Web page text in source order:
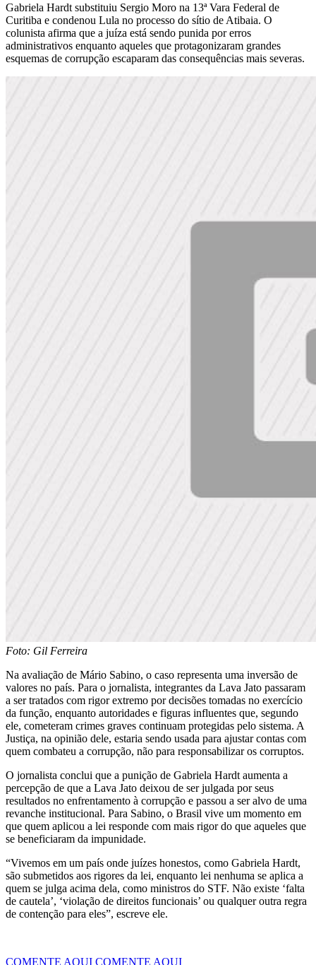
Gabriela Hardt substituiu Sergio Moro na 13ª Vara Federal de
Curitiba e condenou Lula no processo do sítio de Atibaia. O
colunista afirma que a juíza está sendo punida por erros
administrativos enquanto aqueles que protagonizaram grandes
esquemas de corrupção escaparam das consequências mais severas.
Foto: Gil Ferreira
Na avaliação de Mário Sabino, o caso representa uma inversão de
valores no país. Para o jornalista, integrantes da Lava Jato passaram
a ser tratados com rigor extremo por decisões tomadas no exercício
da função, enquanto autoridades e figuras influentes que, segundo
ele, cometeram crimes graves continuam protegidas pelo sistema. A
Justiça, na opinião dele, estaria sendo usada para ajustar contas com
quem combateu a corrupção, não para responsabilizar os corruptos.
O jornalista conclui que a punição de Gabriela Hardt aumenta a
percepção de que a Lava Jato deixou de ser julgada por seus
resultados no enfrentamento à corrupção e passou a ser alvo de uma
revanche institucional. Para Sabino, o Brasil vive um momento em
que quem aplicou a lei responde com mais rigor do que aqueles que
se beneficiaram da impunidade.
“Vivemos em um país onde juízes honestos, como Gabriela Hardt,
são submetidos aos rigores da lei, enquanto lei nenhuma se aplica a
quem se julga acima dela, como ministros do STF. Não existe ‘falta
de cautela’, ‘violação de direitos funcionais’ ou qualquer outra regra
de contenção para eles”, escreve ele.
COMENTE AQUI COMENTE AQUI